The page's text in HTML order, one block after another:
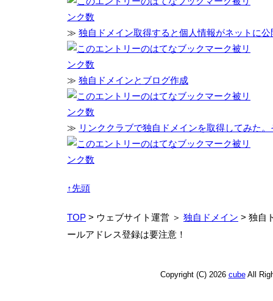
≫ 独自ドメイン取得すると個人情報がネットに
≫ 独自ドメインとブログ作成
≫ リンククラブで独自ドメインを取得してみた
↑先頭
TOP > ウェブサイト運営 ＞ 独自ドメイン > 独自
ールアドレス登録は要注意！
Copyright (C) 2026 cubeAll